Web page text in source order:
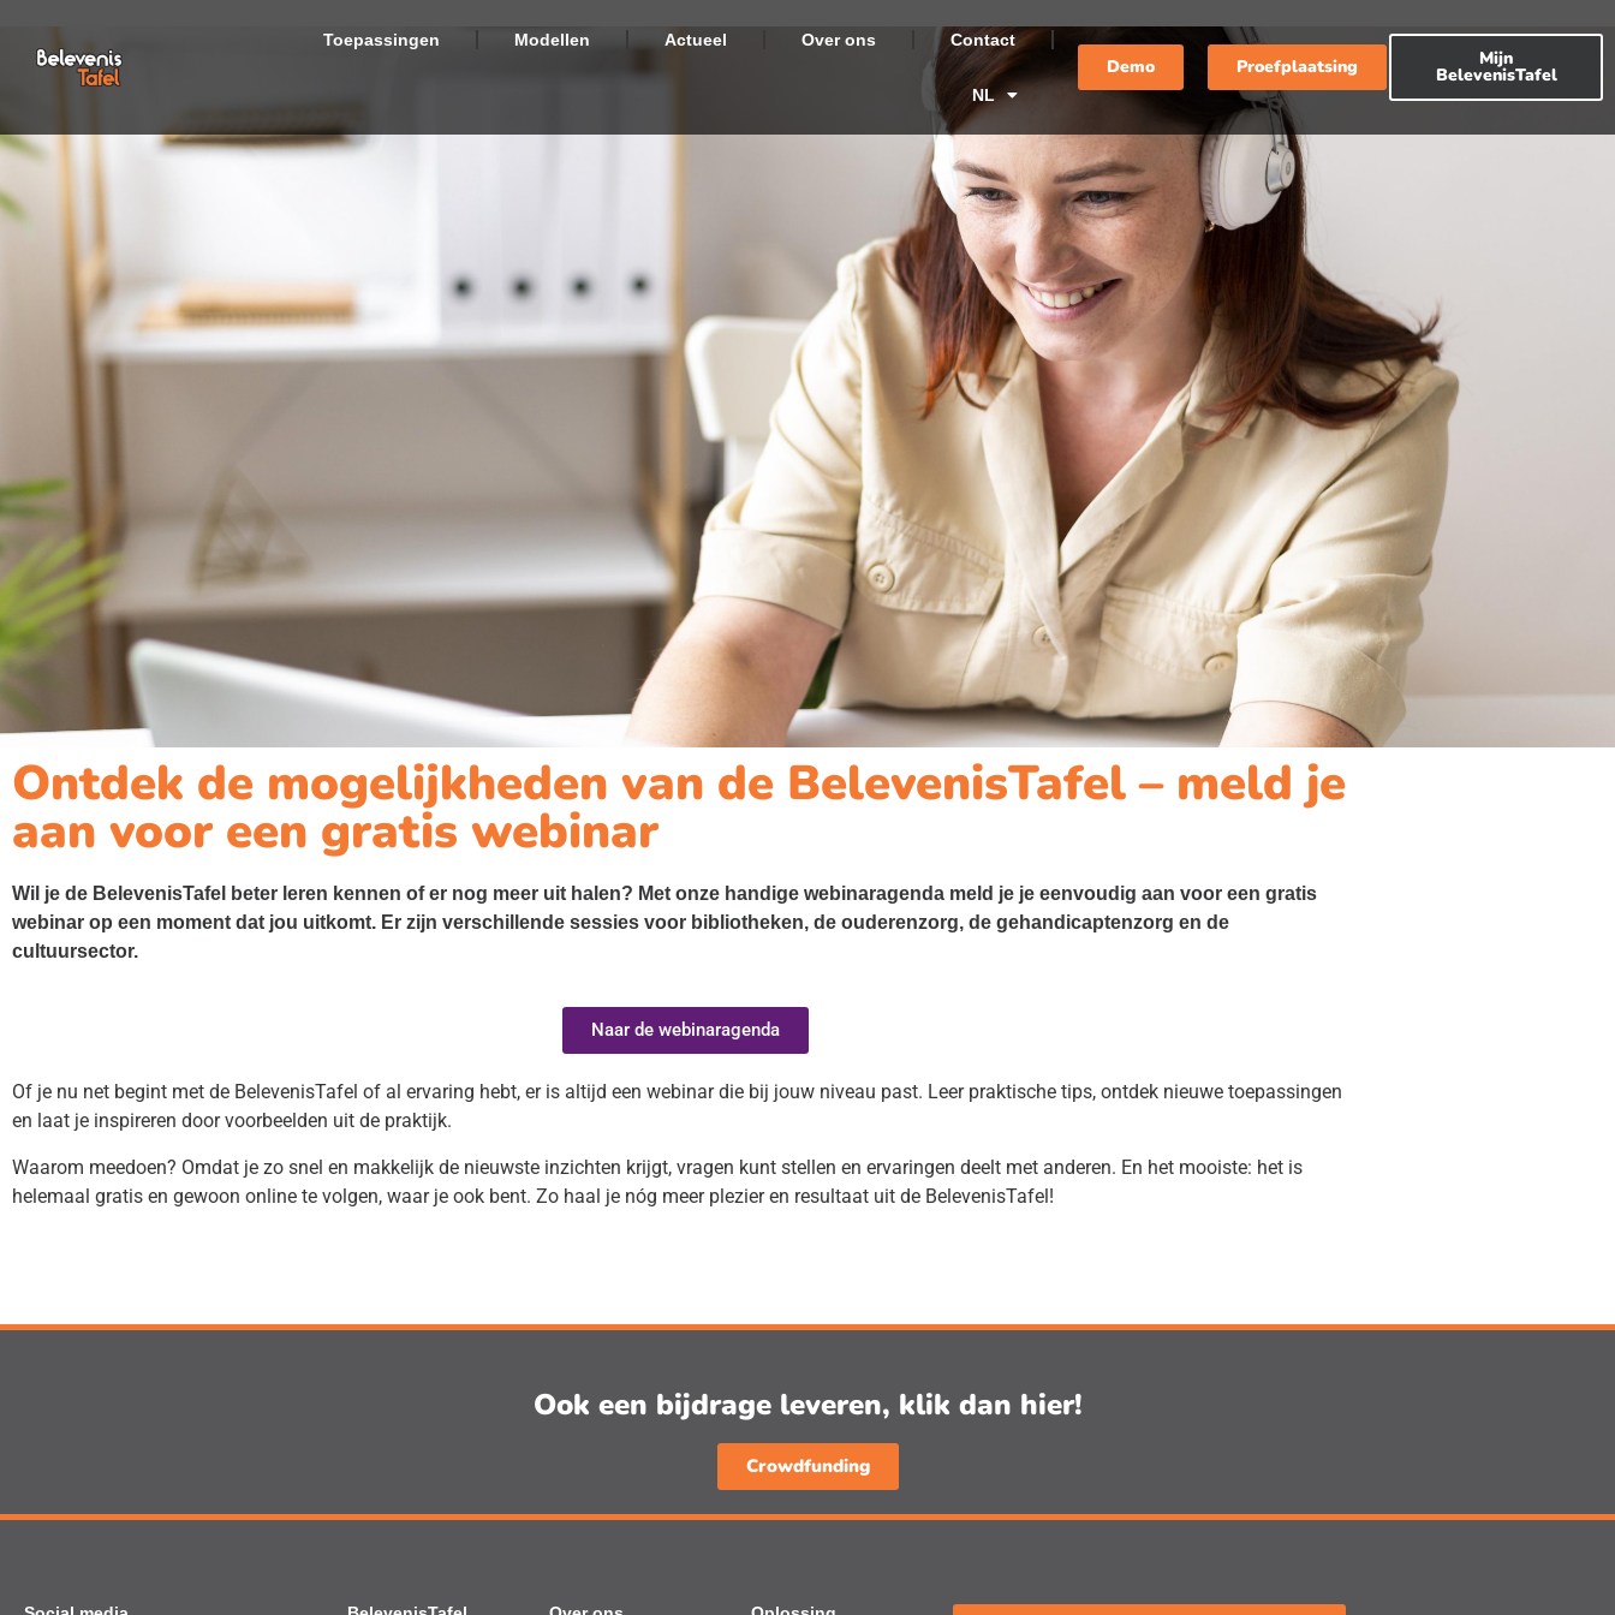
Toepassingen Modellen Actueel Over ons Contact
NL
Demo Proefplaatsing Mijn
BelevenisTafel
Ontdek de mogelijkheden van de BelevenisTafel – meld je
aan voor een gratis webinar
Wil je de BelevenisTafel beter leren kennen of er nog meer uit halen? Met onze handige webinaragenda meld je je eenvoudig aan voor een gratis
webinar op een moment dat jou uitkomt. Er zijn verschillende sessies voor bibliotheken, de ouderenzorg, de gehandicaptenzorg en de
cultuursector.
Naar de webinaragenda
Of je nu net begint met de BelevenisTafel of al ervaring hebt, er is altijd een webinar die bij jouw niveau past. Leer praktische tips, ontdek nieuwe toepassingen
en laat je inspireren door voorbeelden uit de praktijk.
Waarom meedoen? Omdat je zo snel en makkelijk de nieuwste inzichten krijgt, vragen kunt stellen en ervaringen deelt met anderen. En het mooiste: het is
helemaal gratis en gewoon online te volgen, waar je ook bent. Zo haal je nóg meer plezier en resultaat uit de BelevenisTafel!
Ook een bijdrage leveren, klik dan hier!
Crowdfunding